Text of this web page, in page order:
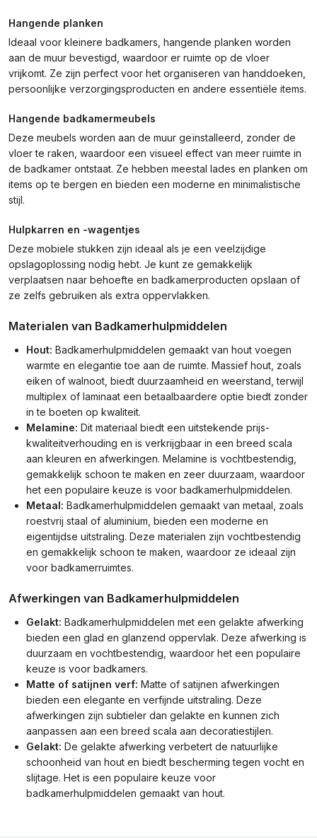
Hangende planken
Ideaal voor kleinere badkamers, hangende planken worden
aan de muur bevestigd, waardoor er ruimte op de vloer
vrijkomt. Ze zijn perfect voor het organiseren van handdoeken,
persoonlijke verzorgingsproducten en andere essentiële items.
Hangende badkamermeubels
Deze meubels worden aan de muur geïnstalleerd, zonder de
vloer te raken, waardoor een visueel effect van meer ruimte in
de badkamer ontstaat. Ze hebben meestal lades en planken om
items op te bergen en bieden een moderne en minimalistische
stijl.
Hulpkarren en -wagentjes
Deze mobiele stukken zijn ideaal als je een veelzijdige
opslagoplossing nodig hebt. Je kunt ze gemakkelijk
verplaatsen naar behoefte en badkamerproducten opslaan of
ze zelfs gebruiken als extra oppervlakken.
Materialen van Badkamerhulpmiddelen
Hout: Badkamerhulpmiddelen gemaakt van hout voegen
warmte en elegantie toe aan de ruimte. Massief hout, zoals
eiken of walnoot, biedt duurzaamheid en weerstand, terwijl
multiplex of laminaat een betaalbaardere optie biedt zonder
in te boeten op kwaliteit.
Melamine: Dit materiaal biedt een uitstekende prijs-
kwaliteitverhouding en is verkrijgbaar in een breed scala
aan kleuren en afwerkingen. Melamine is vochtbestendig,
gemakkelijk schoon te maken en zeer duurzaam, waardoor
het een populaire keuze is voor badkamerhulpmiddelen.
Metaal: Badkamerhulpmiddelen gemaakt van metaal, zoals
roestvrij staal of aluminium, bieden een moderne en
eigentijdse uitstraling. Deze materialen zijn vochtbestendig
en gemakkelijk schoon te maken, waardoor ze ideaal zijn
voor badkamerruimtes.
Afwerkingen van Badkamerhulpmiddelen
Gelakt: Badkamerhulpmiddelen met een gelakte afwerking
bieden een glad en glanzend oppervlak. Deze afwerking is
duurzaam en vochtbestendig, waardoor het een populaire
keuze is voor badkamers.
Matte of satijnen verf: Matte of satijnen afwerkingen
bieden een elegante en verfijnde uitstraling. Deze
afwerkingen zijn subtieler dan gelakte en kunnen zich
aanpassen aan een breed scala aan decoratiestijlen.
Gelakt: De gelakte afwerking verbetert de natuurlijke
schoonheid van hout en biedt bescherming tegen vocht en
slijtage. Het is een populaire keuze voor
badkamerhulpmiddelen gemaakt van hout.